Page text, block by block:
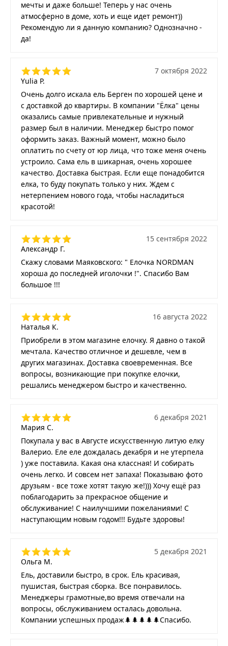
мечты и даже больше! Теперь у нас очень
атмосферно в доме, хоть и еще идет ремонт))
Рекомендую ли я данную компанию? Однозначно -
да!
Yulia P.
7 октября 2022
Очень долго искала ель Берген по хорошей цене и
с доставкой до квартиры. В компании "Ёлка" цены
оказались самые привлекательные и нужный
размер был в наличии. Менеджер быстро помог
оформить заказ. Важный момент, можно было
оплатить по счету от юр лица, что тоже меня очень
устроило. Сама ель в шикарная, очень хорошее
качество. Доставка быстрая. Если еще понадобится
елка, то буду покупать только у них. Ждем с
нетерпением нового года, чтобы насладиться
красотой!
Александр Г.
15 сентября 2022
Скажу словами Маяковского: " Елочка NORDMAN
хороша до последней иголочки !". Спасибо Вам
большое !!!
Наталья К.
16 августа 2022
Приобрели в этом магазине елочку. Я давно о такой
мечтала. Качество отличное и дешевле, чем в
других магазинах. Доставка своевременная. Все
вопросы, возникающие при покупке елочки,
решались менеджером быстро и качественно.
Мария С.
6 декабря 2021
Покупала у вас в Августе искусственную литую елку
Валерио. Еле еле дождалась декабря и не утерпела
) уже поставила. Какая она классная! И собирать
очень легко. И совсем нет запаха! Показываю фото
друзьям - все тоже хотят такую же!))) Хочу ещё раз
поблагодарить за прекрасное общение и
обслуживание! С наилучшими пожеланиями! С
наступающим новым годом!!! Будьте здоровы!
Ольга М.
5 декабря 2021
Ель, доставили быстро, в срок. Ель красивая,
пушистая, быстрая сборка. Все понравилось.
Менеджеры грамотные,во время отвечали на
вопросы, обслуживанием осталась довольна.
Компании успешных продаж🌲🌲🌲🌲🌲Спасибо.